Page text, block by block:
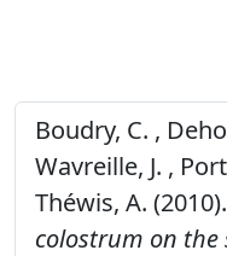
Boudry, C. ,
Wavreille, J. ,
Théwis, A. (2010).
colostrum on